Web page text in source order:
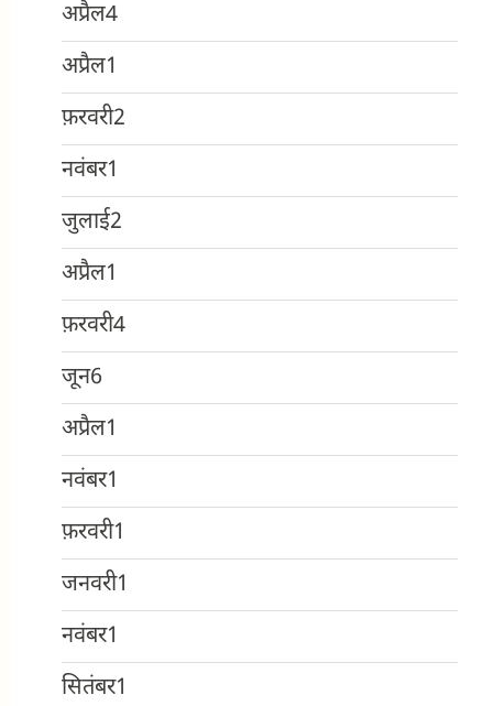
अप्रैल4
अप्रैल1
फ़रवरी2
नवंबर1
जुलाई2
अप्रैल1
फ़रवरी4
जून6
अप्रैल1
नवंबर1
फ़रवरी1
जनवरी1
नवंबर1
सितंबर1